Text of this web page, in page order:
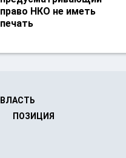
право НКО не иметь
печать
ВЛАСТЬ
ПОЗИЦИЯ